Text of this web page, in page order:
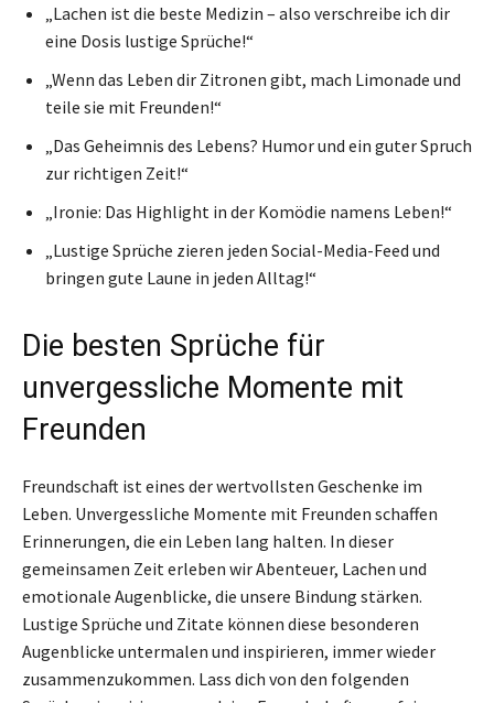
„Lachen ist die beste Medizin – also verschreibe ich dir
eine Dosis lustige Sprüche!“
„Wenn das Leben dir Zitronen gibt, mach Limonade und
teile sie mit Freunden!“
„Das Geheimnis des Lebens? Humor und ein guter Spruch
zur richtigen Zeit!“
„Ironie: Das Highlight in der Komödie namens Leben!“
„Lustige Sprüche zieren jeden Social-Media-Feed und
bringen gute Laune in jeden Alltag!“
Die besten Sprüche für
unvergessliche Momente mit
Freunden
Freundschaft ist eines der wertvollsten Geschenke im
Leben. Unvergessliche Momente mit Freunden schaffen
Erinnerungen, die ein Leben lang halten. In dieser
gemeinsamen Zeit erleben wir Abenteuer, Lachen und
emotionale Augenblicke, die unsere Bindung stärken.
Lustige Sprüche und Zitate können diese besonderen
Augenblicke untermalen und inspirieren, immer wieder
zusammenzukommen. Lass dich von den folgenden